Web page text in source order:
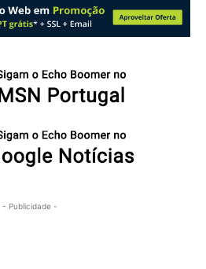
- Publicidade -